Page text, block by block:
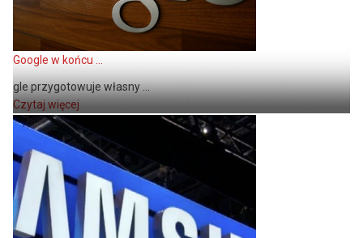
Google w końcu ...
gle przygotowuje własny ...
Czytaj więcej